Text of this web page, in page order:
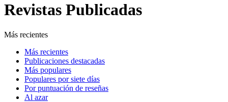
Revistas Publicadas
Más recientes
Más recientes
Publicaciones destacadas
Más populares
Populares por siete días
Por puntuación de reseñas
Al azar